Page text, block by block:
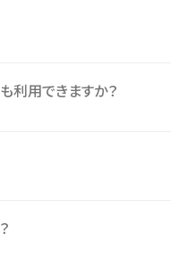
利用できますか？